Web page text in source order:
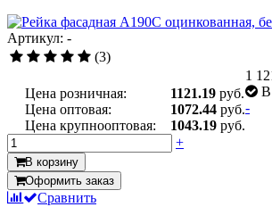
Артикул: -
(3)
Цена розничная: 1121.19 руб.
Цена оптовая:
1072.44 руб.
Цена крупнооптовая:
1043.19 руб.
1
В
-
+
В корзину
Оформить заказ
Сравнить